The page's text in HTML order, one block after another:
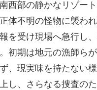
西部の静かなリゾー
体不明の怪物に襲わ
を受け現場へ急行し
初期は地元の漁師ら
、現実味を持たない
し、さらなる捜査の